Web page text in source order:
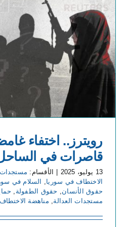
رويترز.. اختفاء
قاصرات في
13 يوليو، 2025 الأقسام: مستجدات
الاختطاف في سوريا, السلام في
حقوق الأنسان, حقوق الطفولة ,
مستجدات العدالة, مناهضة الاختطاف